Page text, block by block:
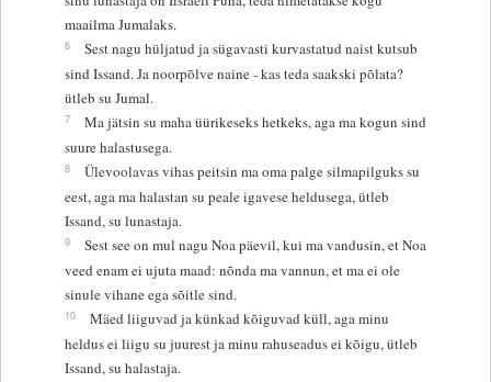
maailma Jumalaks.
6
Sest nagu hüljatud ja sügavasti kurvastatud naist kutsub
sind Issand. Ja noorpõlve naine - kas teda saakski põlata?
ütleb su Jumal.
7
Ma jätsin su maha üürikeseks hetkeks, aga ma kogun sind
suure halastusega.
8
Ülevoolavas vihas peitsin ma oma palge silmapilguks su
eest, aga ma halastan su peale igavese heldusega, ütleb
Issand, su lunastaja.
9
Sest see on mul nagu Noa päevil, kui ma vandusin, et Noa
veed enam ei ujuta maad: nõnda ma vannun, et ma ei ole
sinule vihane ega sõitle sind.
10
Mäed liiguvad ja künkad kõiguvad küll, aga minu
heldus ei liigu su juurest ja minu rahuseadus ei kõigu, ütleb
Issand, su halastaja.